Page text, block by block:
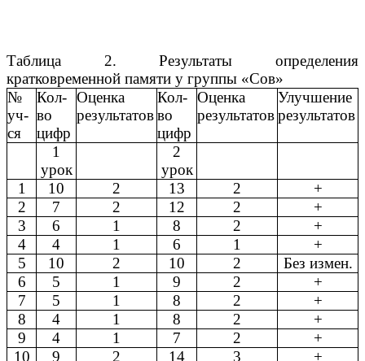
Таблица 2. Результаты определения
кратковременной памяти у группы «Сов»
№
уч-
ся
Кол-
во
цифр
Оценка
результатов
Кол-
во
цифр
Оценка
результатов
Улучшение
результатов
1
урок
2
урок
1
10 2 13 2
+
2
7 2 12 2
+
3
6 1 8 2
+
4
4 1 6 1
+
5
10 2 10 2
Без измен.
6
5 1 9 2
+
7
5 1 8 2
+
8
4 1 8 2
+
9
4 1 7 2
+
10
9 2 14 3 +